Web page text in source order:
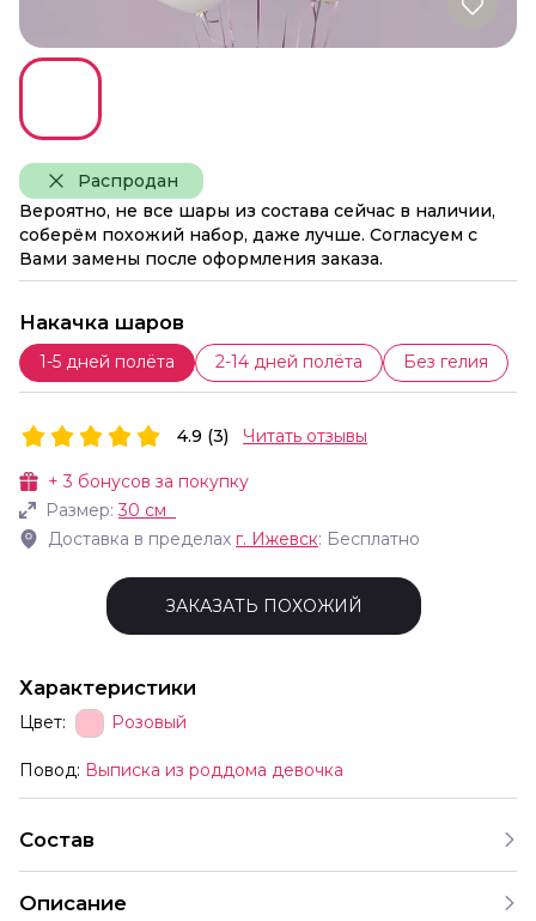
Распродан
Вероятно, не все шары из состава сейчас в наличии,
соберём похожий набор, даже лучше. Согласуем с
Вами замены после оформления заказа.
Накачка шаров
1-5 дней полёта 2-14 дней полёта Без гелия
+3 бонусов за покупку
Размер:30 см
Доставка в пределах г. Ижевск: Бесплатно
4.9 (3) Читать отзывы
ЗАКАЗАТЬ ПОХОЖИЙ
Характеристики
Цвет: Розовый
Повод: Выписка из роддома девочка
Состав
Описание